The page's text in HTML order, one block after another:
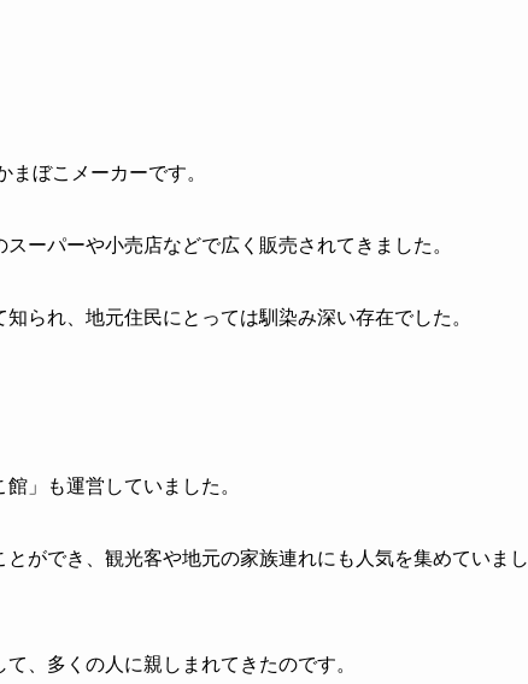
ぼこメーカーです。
ーパーや小売店などで広く販売されてきました。
られ、地元住民にとっては馴染み深い存在でした。
」も運営していました。
ができ、観光客や地元の家族連れにも人気を集めていまし
、多くの人に親しまれてきたのです。